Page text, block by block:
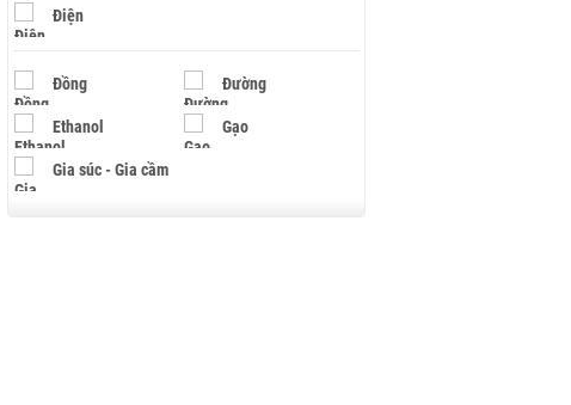
Điện
Đồng Đường
Ethanol Gạo
Gia súc - Gia cầm